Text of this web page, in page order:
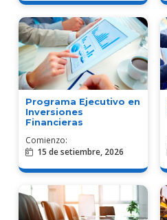
Programa Ejecutivo en
Inversiones
Financieras
Comienzo:
15 de setiembre, 2026